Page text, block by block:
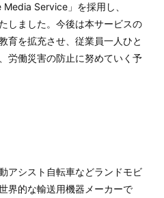
Service」を採用し、
しました。今後は本サービスの
育を拡充させ、従業員一人ひと
労働災害の防止に努めていく予
アシスト自転車などランドモビ
界的な輸送用機器メーカーで